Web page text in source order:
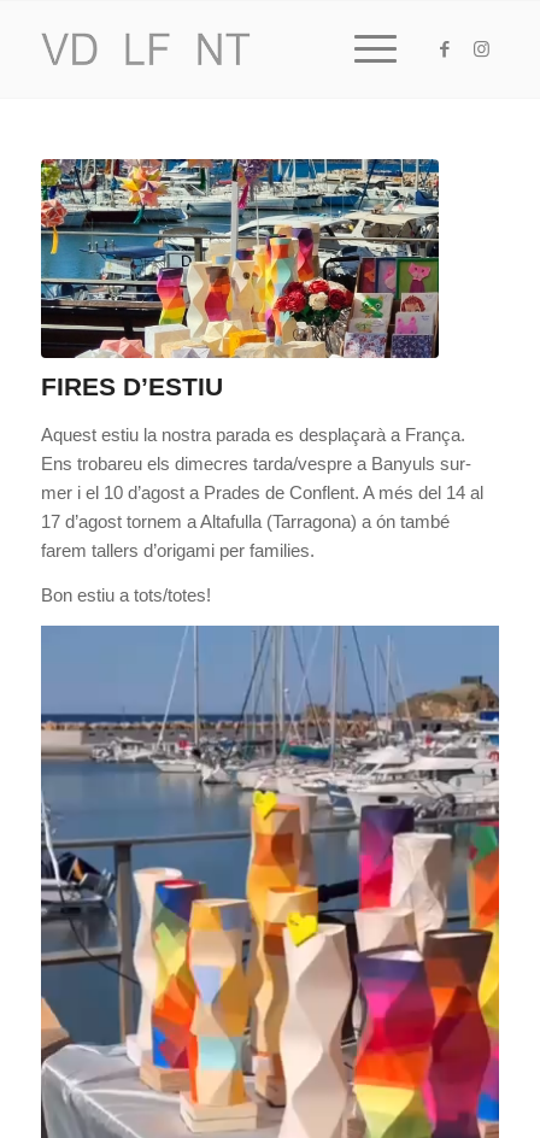
FIRES D’ESTIU
Aquest estiu la nostra parada es desplaçarà a França.
Ens trobareu els dimecres tarda/vespre a Banyuls sur-
mer i el 10 d’agost a Prades de Conflent. A més del 14 al
17 d’agost tornem a Altafulla (Tarragona) a ón també
farem tallers d’origami per families.
Bon estiu a tots/totes!